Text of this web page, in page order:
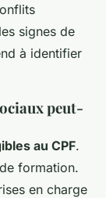
signes de
à identifier
peut-
au CPF.
formation.
en charge